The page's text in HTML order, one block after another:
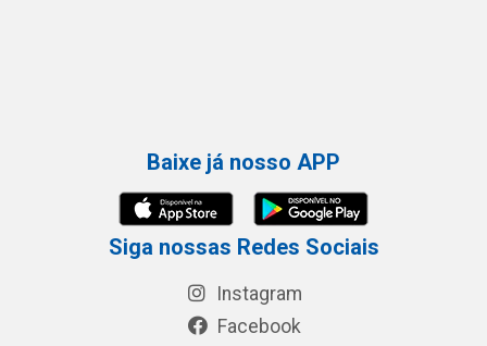
Baixe já nosso APP
Siga nossas Redes Sociais
Instagram
Facebook